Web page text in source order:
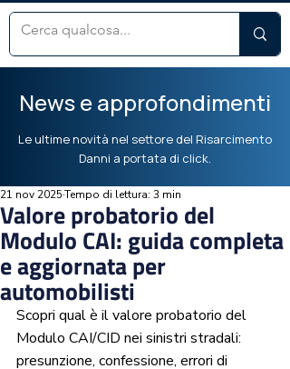
News e approfondimenti
Le ultime novità nel settore del Risarcimento
Danni a portata di click.
Valore probatorio del
Modulo CAI: guida completa
e aggiornata per
automobilisti
21 nov 2025Tempo di lettura: 3 min
Scopri qual è il valore probatorio del
Modulo CAI/CID nei sinistri stradali:
presunzione, confessione, errori di